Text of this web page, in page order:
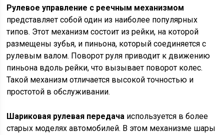
Рулевое управление с реечным механизмом
представляет собой один из наиболее популярных
типов. Этот механизм состоит из рейки, на которой
размещены зубья, и пиньона, который соединяется с
рулевым валом. Поворот руля приводит к движению
пиньона вдоль рейки, что вызывает поворот колес.
Такой механизм отличается высокой точностью и
простотой в обслуживании.
Шариковая рулевая передача используется в более
старых моделях автомобилей. В этом механизме шары